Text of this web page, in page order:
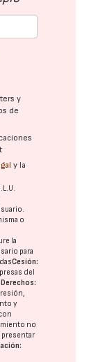
y
de
y la
o
la
para
Cesión:
del
Derechos:
y
no
presentar